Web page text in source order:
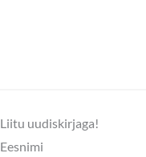
Liitu uudiskirjaga!
Eesnimi